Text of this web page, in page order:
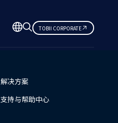
TOBII CORPORATE
解决方案
支持与帮助中心